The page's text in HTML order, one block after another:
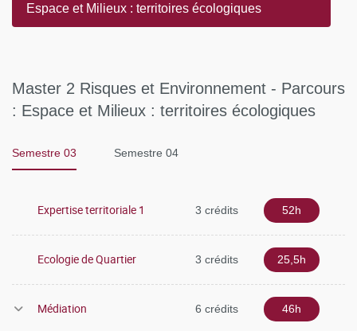
Écologie fondamentale et appliquée (3 ECTS)
Écophysiologie (3 ECTS)
(3 ECTS)
SEMESTRE 2
Biodiversité et Évolution (6 ECTS)
Initiation au diagnostic écologique (9 ECTS)
Espace et Milieux : territoires écologiques
Master 2 Risques et Environnement - Parcours
: Espace et Milieux : territoires écologiques
Semestre 03 Semestre 04
Expertise territoriale 1 3 crédits 52h
Ecologie de Quartier 3 crédits 25,5h
Médiation 6 crédits 46h